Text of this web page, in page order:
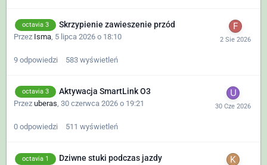
octavia 3 Skrzypienie zawieszenie przód
Przez Isma, 5 lipca 2026 o 18:10
9 odpowiedzi 583 wyświetleń
octavia 3 Aktywacja SmartLink O3
Przez uberas, 30 czerwca 2026 o 19:21
0 odpowiedzi 511 wyświetleń
octavia 1 Dziwne stuki podczas jazdy